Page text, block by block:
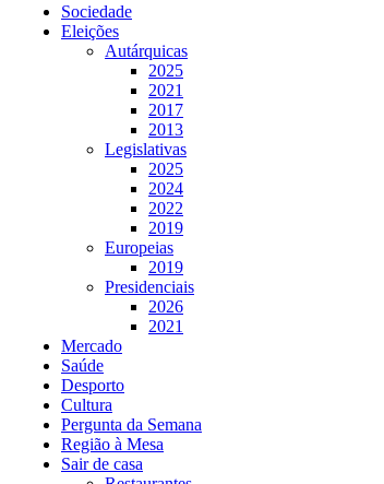
Sociedade
Eleições
Autárquicas
2025
2021
2017
2013
Legislativas
2025
2024
2022
2019
Europeias
2019
Presidenciais
2026
2021
Mercado
Saúde
Desporto
Cultura
Pergunta da Semana
Região à Mesa
Sair de casa